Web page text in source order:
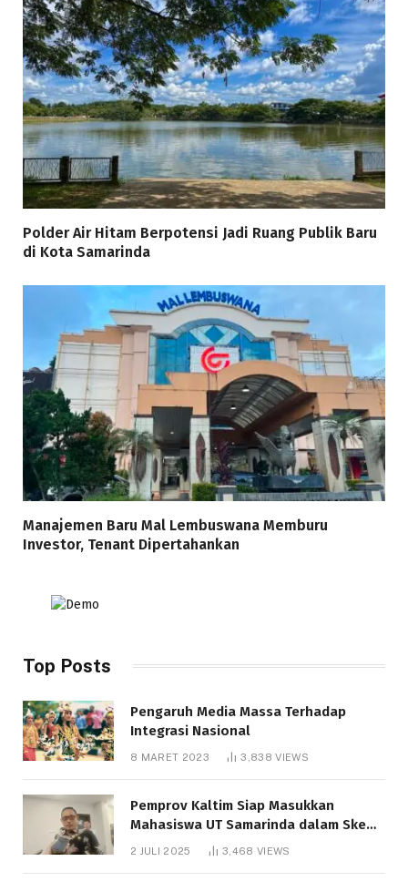
Polder Air Hitam Berpotensi Jadi Ruang Publik Baru
di Kota Samarinda
Manajemen Baru Mal Lembuswana Memburu
Investor, Tenant Dipertahankan
Top Posts
Pengaruh Media Massa Terhadap
Integrasi Nasional
8 MARET 2023 3,838VIEWS
Pemprov Kaltim Siap Masukkan
Mahasiswa UT Samarinda dalam Skema
Bantuan Pendidikan Gratispol
2 JULI 2025 3,468 VIEWS